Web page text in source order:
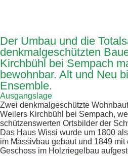
Der Umbau und die
denkmalgeschützten
Kirchbühl bei Sempach
bewohnbar. Alt und Neu
Ensemble.
Ausgangslage
Zwei denkmalgeschützte
Weilers Kirchbühl bei Sempach,
schützenswerten Ortsbilder der
Das Haus Wissi wurde um 1800
im Massivbau gebaut und 1849
Geschoss im Holzriegelbau